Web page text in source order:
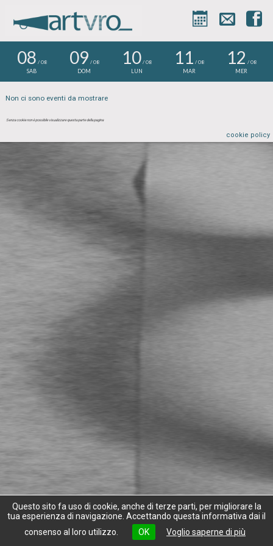
Questo sito fa uso di cookie, anche di terze parti, per migliorare la
tua esperienza di navigazione. Accettando questa informativa dai il
consenso al loro utilizzo.
OK Voglio saperne di più



08 / 08
SAB
09 / 08
DOM
10/ 08
LUN
11 / 08
MAR
12 / 08
MER
Non ci sono eventi da mostrare
Senza cookie non è possibile visualizzare questa parte della pagina
cookie policy